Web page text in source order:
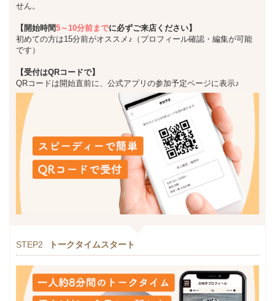
せん。
【開始時間5～10分前までに必ずご来店ください】
初めての方は15分前がオススメ♪（プロフィール確認・編集が可能
です）
【受付はQRコードで】
QRコードは開始直前に、公式アプリの参加予定ページに表示♪
STEP2 トークタイムスタート